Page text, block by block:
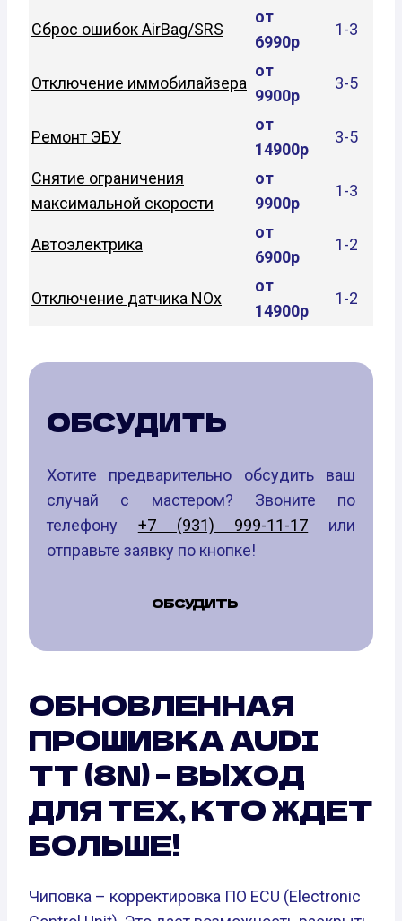
Сброс ошибок AirBag/SRS
от
6990р
1-3
Отключение иммобилайзера
от
9900р
3-5
Ремонт ЭБУ
от
14900р
3-5
Снятие ограничения
максимальной скорости
от
9900р
1-3
Автоэлектрика
от
6900р
1-2
Отключение датчика NOx
от
14900р
1-2
ОБСУДИТЬ
Хотите предварительно обсудить ваш
случай с мастером? Звоните по
телефону +7 (931) 999-11-17 или
отправьте заявку по кнопке!
ОБСУДИТЬ
ОБНОВЛЕННАЯ
ПРОШИВКА AUDI
TT (8N) – ВЫХОД
ДЛЯ ТЕХ, КТО ЖДЕТ
БОЛЬШЕ!
Чиповка – корректировка ПО ECU (Electronic